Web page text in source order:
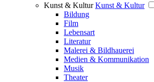
Kunst & Kultur Kunst & Kultur
Bildung
Film
Lebensart
Literatur
Malerei & Bildhauerei
Medien & Kommunikation
Musik
Theater